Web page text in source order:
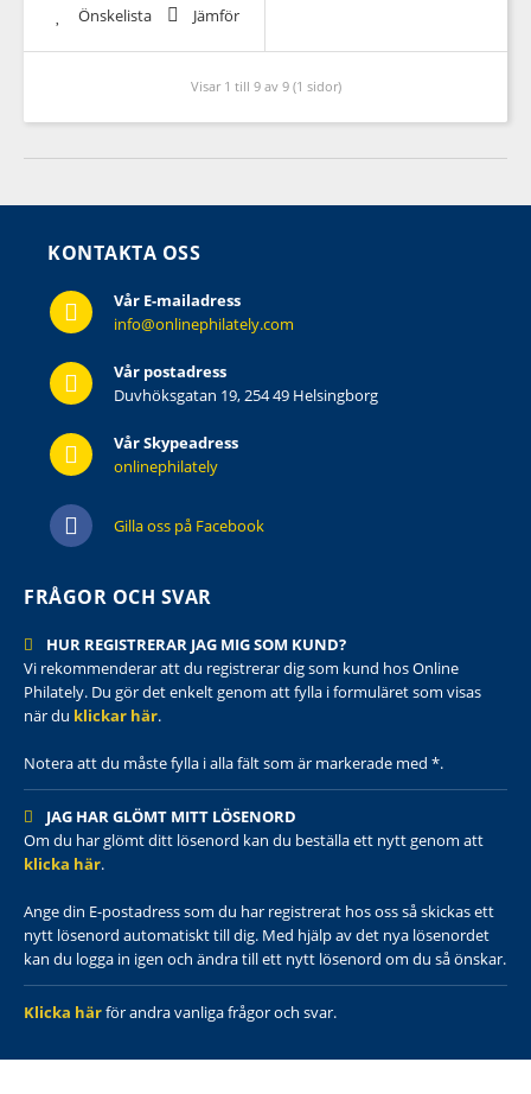
Önskelista Jämför
Visar 1 till 9 av 9 (1 sidor)
KONTAKTA OSS
Vår E-mailadress
info@onlinephilately.com
Vår postadress
Duvhöksgatan 19, 254 49 Helsingborg
Vår Skypeadress
onlinephilately
Gilla oss på Facebook
FRÅGOR OCH SVAR
HUR REGISTRERAR JAG MIG SOM KUND?
Vi rekommenderar att du registrerar dig som kund hos Online
Philately. Du gör det enkelt genom att fylla i formuläret som visas
när du klickar här.
Notera att du måste fylla i alla fält som är markerade med *.
JAG HAR GLÖMT MITT LÖSENORD
Om du har glömt ditt lösenord kan du beställa ett nytt genom att
klicka här.
Ange din E-postadress som du har registrerat hos oss så skickas ett
nytt lösenord automatiskt till dig. Med hjälp av det nya lösenordet
kan du logga in igen och ändra till ett nytt lösenord om du så önskar.
Klicka härför andra vanliga frågor och svar.